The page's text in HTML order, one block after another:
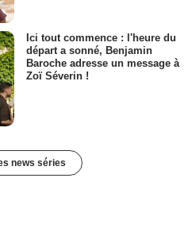
Ici tout commence : l'heure du
départ a sonné, Benjamin
Baroche adresse un message à
Zoï Séverin !
news séries